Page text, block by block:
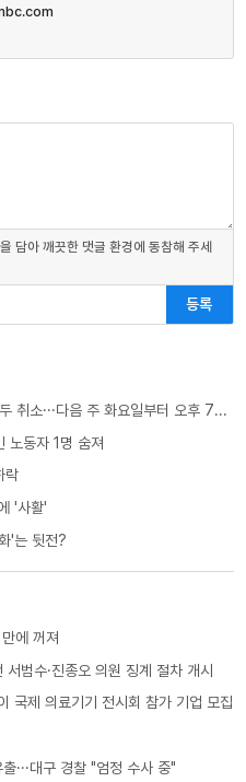
담아 깨끗한 댓글 환경에 동참해 주세
등록
프로야구 주말 3연전 '폭염' 여파로 모두 취소···다음 주 화요일부터 오후 7시 시작
노동자 1명 숨져
락
'사활'
'는 뒷전?
에 꺼져
범수·진종오 의원 징계 절차 개시
국제 의료기기 전시회 참가 기업 모집
···대구 경찰 "엄정 수사 중"